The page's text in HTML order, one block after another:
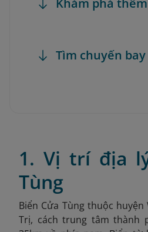
Khám phá thêm
Tìm chuyến bay
1. Vị trí địa
Tùng
Biển Cửa Tùng thuộc
Trị, cách trung tâm thành